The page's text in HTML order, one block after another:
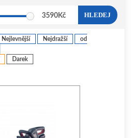
3590 Kč HLEDEJ
Darek
Nejlevnější Nejdražší
od